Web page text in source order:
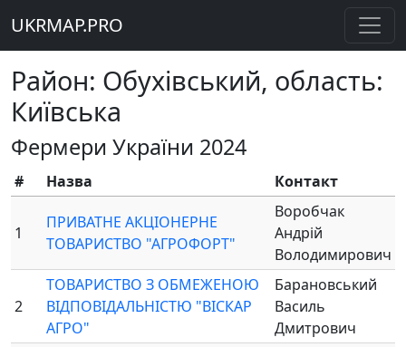
UKRMAP.PRO
Район: Обухівський, область:
Київська
Фермери України 2024
# Назва Контакт
1
ПРИВАТНЕ АКЦІОНЕРНЕ
ТОВАРИСТВО "АГРОФОРТ"
Воробчак
Андрій
Володимирович
2
ТОВАРИСТВО З ОБМЕЖЕНОЮ
ВІДПОВІДАЛЬНІСТЮ "ВІСКАР
АГРО"
Барановський
Василь
Дмитрович